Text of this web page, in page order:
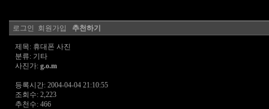
로그인 회원가입 추천하기
제목: 휴대폰 사진
분류: 기타
사진가: g.o.m
등록시간: 2004-04-04 21:10:55
조회수: 2,223
추천수: 466